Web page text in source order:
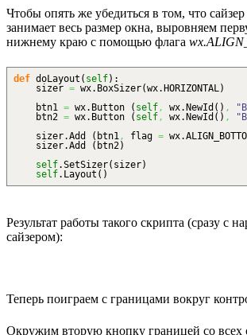
Чтобы опять же убедиться в том, что
занимает весь размер окна, выровняем
нижнему краю с помощью флага
def doLayout ( self) :
sizer = wx. BoxSizer(wx.HORIZONTAL )
btn1 = wx. Button ( self , wx.NewId ( ) ,
btn2 = wx. Button ( self , wx.NewId ( ) ,
sizer.Add ( btn1 , flag = wx.
sizer.Add ( btn2)
self.SetSizer( sizer)
self. Layout ( )
Результат работы такого скрипта (сразу с
сайзером):
Теперь поиграем с границами вокруг
Окружим вторую кнопку границей со всех